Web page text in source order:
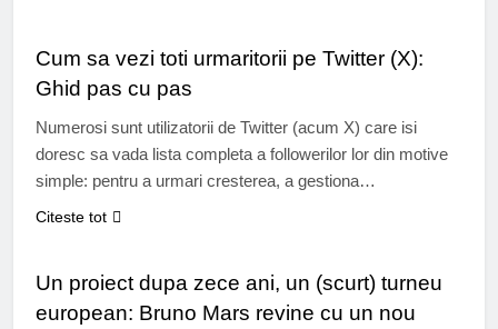
Cum sa vezi toti urmaritorii pe Twitter (X):
Ghid pas cu pas
Numerosi sunt utilizatorii de Twitter (acum X) care isi
doresc sa vada lista completa a followerilor lor din motive
simple: pentru a urmari cresterea, a gestiona
angajamentul, a identifica conturile inactive sau a intelege
sa vizualizezi followerii,…
Citeste tot
Un proiect dupa zece ani, un (scurt) turneu
european: Bruno Mars revine cu un nou